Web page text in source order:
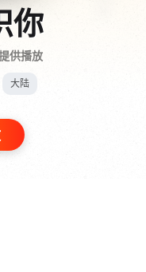
你
供播放
大陆